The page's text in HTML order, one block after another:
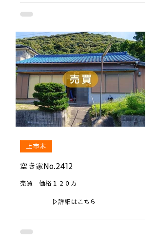
空き家No.2412
売買 価格１２０万
▷詳細はこちら
上市木